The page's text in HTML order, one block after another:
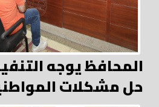
المحافظ يوجه
حل مشكلات